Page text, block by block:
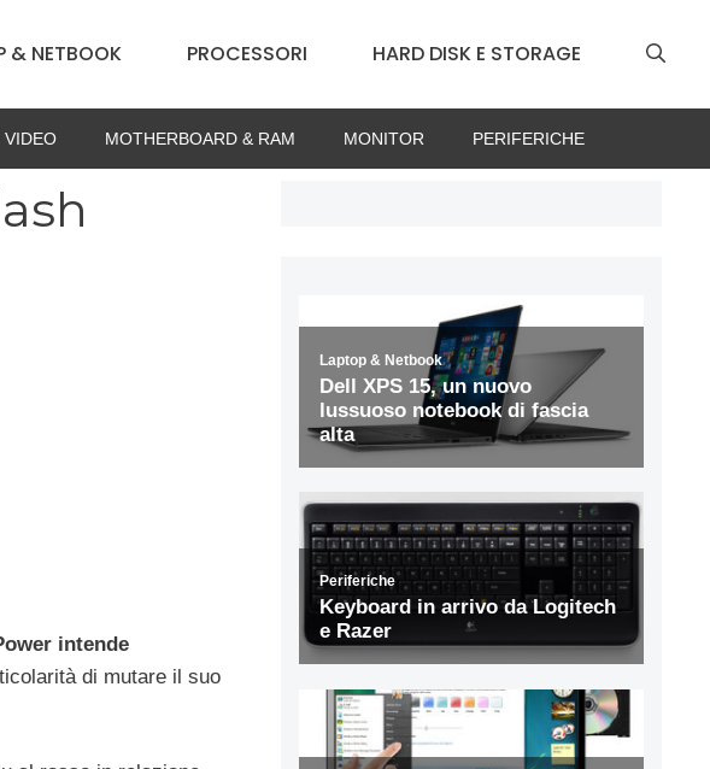
& NETBOOK PROCESSORI HARD DISK E STORAGE
VIDEO MOTHERBOARD & RAM MONITOR PERIFERICHE
intende
di mutare il suo